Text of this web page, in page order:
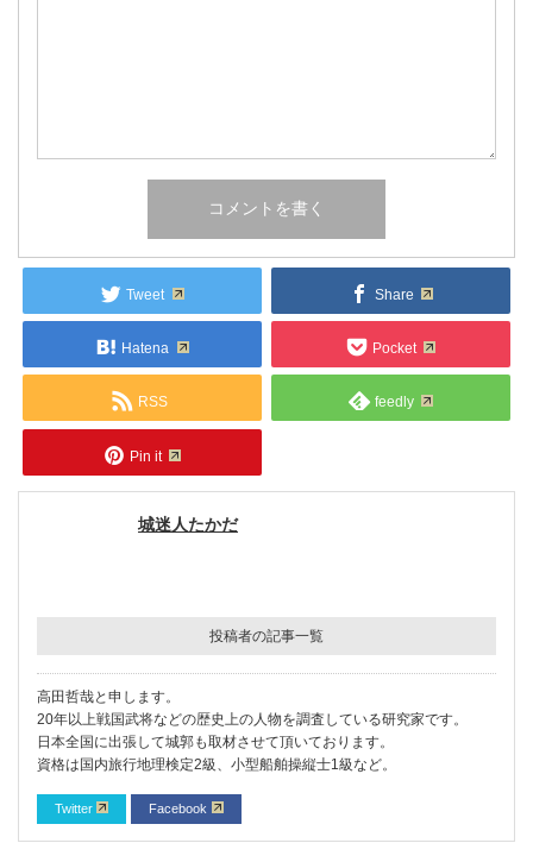
Tweet Share
Hatena Pocket
RSS feedly
Pin it
城迷人たかだ
投稿者の記事一覧
高田哲哉と申します。
20年以上戦国武将などの歴史上の人物を調査している研究家です。
日本全国に出張して城郭も取材させて頂いております。
資格は国内旅行地理検定2級、小型船舶操縦士1級など。
Twitter Facebook